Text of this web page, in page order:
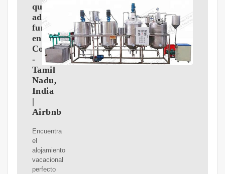
que
admiten
fumadores
en
Coimbatore
-
Tamil
Nadu,
India
|
Airbnb
Encuentra
el
alojamiento
vacacional
perfecto